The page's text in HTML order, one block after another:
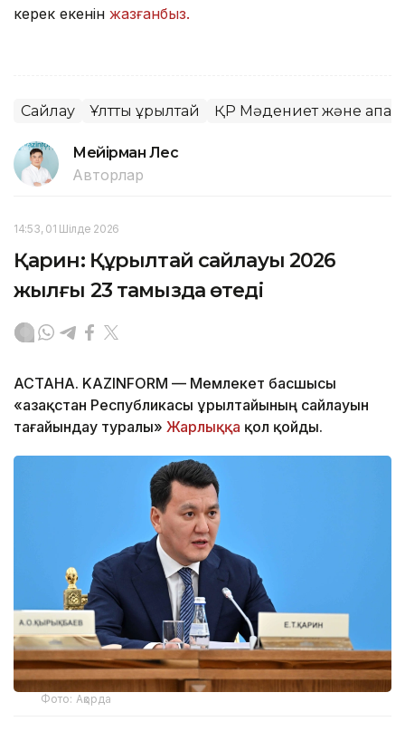
керек екенін жазғанбыз.
Сайлау Ұлттық құрылтай ҚР Мәдениет және
Мейірман Лес
Авторлар
14:53, 01 Шілде 2026
Қарин: Құрылтай сайлауы 2026
жылғы 23 тамызда өтеді
АСТАНА. KAZINFORM — Мемлекет басшысы
«Қазақстан Республикасы Құрылтайының сайлауын
тағайындау туралы» Жарлыққа қол қойды.
Фото: Ақорда